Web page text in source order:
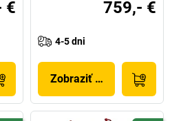
€ 759,- €
4-5 dni
Zobraziť produkt